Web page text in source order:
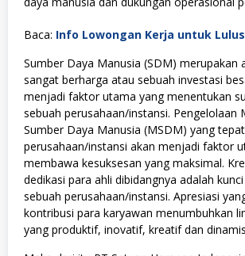
Baca: Info Lowongan Kerja untuk
Sumber Daya Manusia (SDM) merupakan
sangat berharga atau sebuah investasi
menjadi faktor utama yang menentukan
sebuah perusahaan/instansi. Pengelolaan
Sumber Daya Manusia (MSDM) yang
perusahaan/instansi akan menjadi faktor
membawa kesuksesan yang maksimal.
dedikasi para ahli dibidangnya adalah
sebuah perusahaan/instansi. Apresiasi
kontribusi para karyawan menumbuhkan
yang produktif, inovatif, kreatif dan